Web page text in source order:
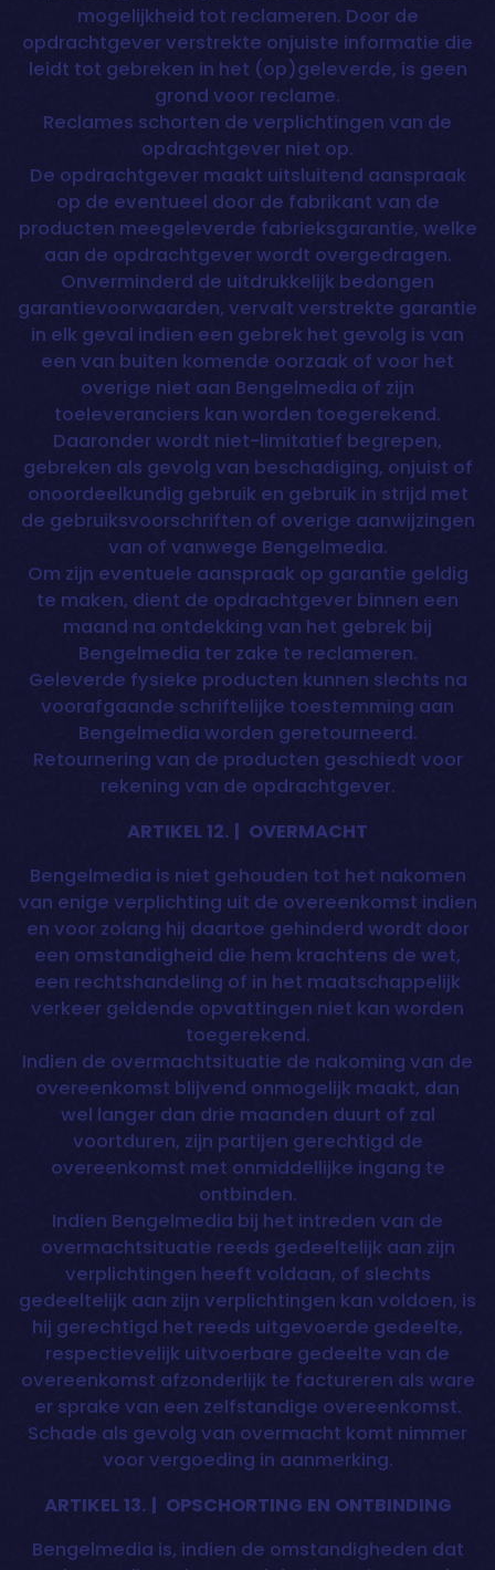
mogelijkheid tot reclameren. Door de
opdrachtgever verstrekte onjuiste informatie die
leidt tot gebreken in het (op)geleverde, is geen
grond voor reclame.
Reclames schorten de verplichtingen van de
opdrachtgever niet op.
De opdrachtgever maakt uitsluitend aanspraak
op de eventueel door de fabrikant van de
producten meegeleverde fabrieksgarantie, welke
aan de opdrachtgever wordt overgedragen.
Onverminderd de uitdrukkelijk bedongen
garantievoorwaarden, vervalt verstrekte garantie
in elk geval indien een gebrek het gevolg is van
een van buiten komende oorzaak of voor het
overige niet aan Bengelmedia of zijn
toeleveranciers kan worden toegerekend.
Daaronder wordt niet-limitatief begrepen,
gebreken als gevolg van beschadiging, onjuist of
onoordeelkundig gebruik en gebruik in strijd met
de gebruiksvoorschriften of overige aanwijzingen
van of vanwege Bengelmedia.
Om zijn eventuele aanspraak op garantie geldig
te maken, dient de opdrachtgever binnen een
maand na ontdekking van het gebrek bij
Bengelmedia ter zake te reclameren.
Geleverde fysieke producten kunnen slechts na
voorafgaande schriftelijke toestemming aan
Bengelmedia worden geretourneerd.
Retournering van de producten geschiedt voor
rekening van de opdrachtgever.
ARTIKEL 12. | OVERMACHT
Bengelmedia is niet gehouden tot het nakomen
van enige verplichting uit de overeenkomst indien
en voor zolang hij daartoe gehinderd wordt door
een omstandigheid die hem krachtens de wet,
een rechtshandeling of in het maatschappelijk
verkeer geldende opvattingen niet kan worden
toegerekend.
Indien de overmachtsituatie de nakoming van de
overeenkomst blijvend onmogelijk maakt, dan
wel langer dan drie maanden duurt of zal
voortduren, zijn partijen gerechtigd de
overeenkomst met onmiddellijke ingang te
ontbinden.
Indien Bengelmedia bij het intreden van de
overmachtsituatie reeds gedeeltelijk aan zijn
verplichtingen heeft voldaan, of slechts
gedeeltelijk aan zijn verplichtingen kan voldoen, is
hij gerechtigd het reeds uitgevoerde gedeelte,
respectievelijk uitvoerbare gedeelte van de
overeenkomst afzonderlijk te factureren als ware
er sprake van een zelfstandige overeenkomst.
Schade als gevolg van overmacht komt nimmer
voor vergoeding in aanmerking.
ARTIKEL 13. | OPSCHORTING EN ONTBINDING
Bengelmedia is, indien de omstandigheden dat